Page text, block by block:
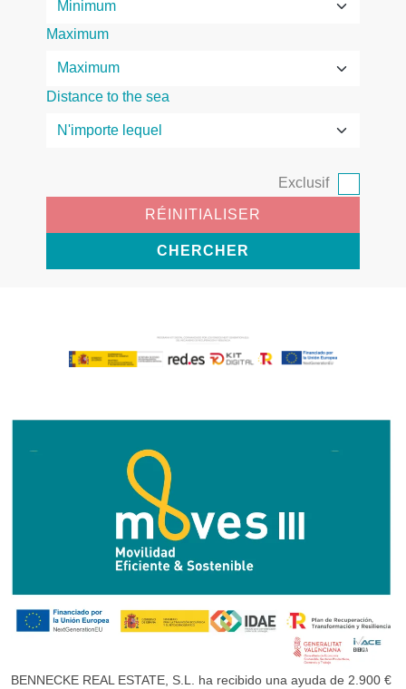
Maximum
Distance to the sea
Exclusif
RÉINITIALISER
CHERCHER
BENNECKE REAL ESTATE, S.L. ha recibido una ayuda de 2.900 €